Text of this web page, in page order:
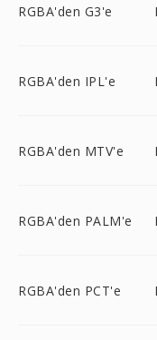
RGBA'den G3'e
RGBA'den IPL'e
RGBA'den MTV'e
RGBA'den PALM'e
RGBA'den PCT'e